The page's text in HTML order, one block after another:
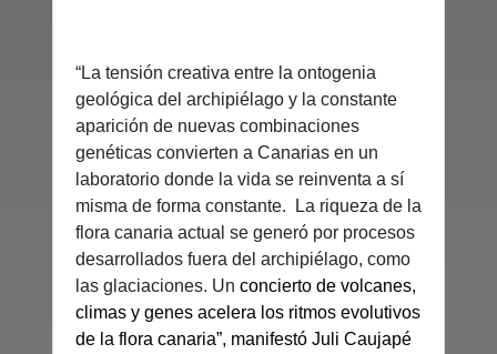
“La tensión creativa entre la ontogenia
geológica del archipiélago y la constante
aparición de nuevas combinaciones
genéticas convierten a Canarias en un
laboratorio donde la vida se reinventa a sí
misma de forma constante. La riqueza de la
flora canaria actual se generó por procesos
desarrollados fuera del archipiélago, como
las glaciaciones. Un concierto de volcanes,
climas y genes acelera los ritmos evolutivos
de la flora canaria”, manifestó Juli Caujapé